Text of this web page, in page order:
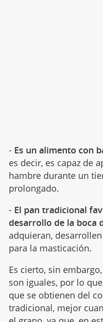
- Es un alimento con
es decir, es capaz de
hambre durante un
prolongado.
- El pan tradicional
desarrollo de la boca
adquieran,
para la masticación.
Es cierto, sin
son iguales, por lo
que se obtienen del
tradicional, mejor